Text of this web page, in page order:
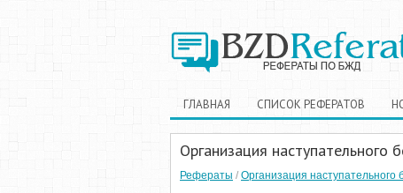
ГЛАВНАЯ СПИСОК РЕФЕРАТОВ
Организация
Рефераты / Организация